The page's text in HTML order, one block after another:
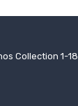
Collection 1-18